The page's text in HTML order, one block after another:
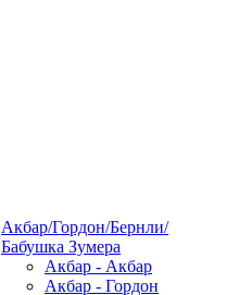
Акбар/Гордон/Бернли/
Бабушка Зумера
Акбар - Акбар
Акбар - Гордон